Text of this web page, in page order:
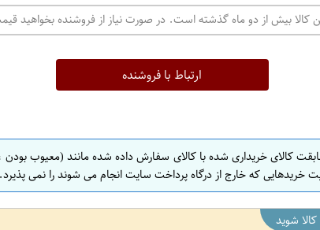
ت
ه
ا
ن
ص
ف
ه
ا
کالا بیش از دو ماه گذشته است. در صورت نیاز از فروشنده بخواهید
ارتباط با فروشنده
کالای خریداری شده با کالای سفارش داده شده مانند (معیوب بودن
که خارج از درگاه پرداخت سایت انجام می شوند را نمی پذیرد.
شوید